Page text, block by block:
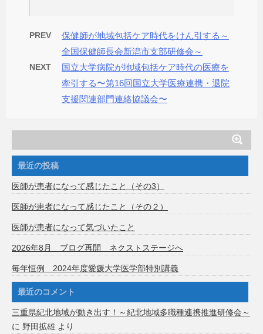
PREV
保健師が地域包括ケア時代をけん引する～
全国保健師長会新潟市支部研修会～
NEXT
国立大学病院が地域包括ケア時代の医療を
牽引する〜第16回国立大学医療連携・退院
支援関連部門連絡協議会〜
最近の投稿
医師が患者になって感じたこと（その3）
医師が患者になって感じたこと（その２）
医師が患者になって気づいたこと
2026年8月 ブログ再開 ネクストステージへ
毎年恒例 2024年度愛媛大学医学部特別講義
最近のコメント
三重県紀北地域が動き出す！～紀北地域多職種連携推進研修会～
に 野田拡雄 より